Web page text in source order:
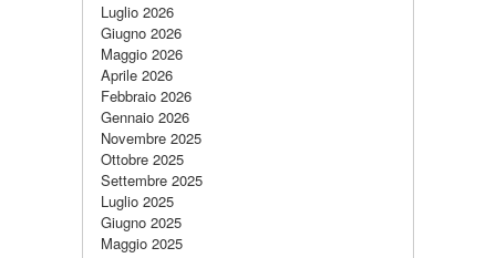
Luglio 2026
Giugno 2026
Maggio 2026
Aprile 2026
Febbraio 2026
Gennaio 2026
Novembre 2025
Ottobre 2025
Settembre 2025
Luglio 2025
Giugno 2025
Maggio 2025